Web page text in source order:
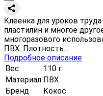
Клеенка для уроков
пластилин и многое
многоразового
ПВХ. Плотность...
Подробное описание
Вес
110 г
Материал ПВХ
Бренд
Кокос